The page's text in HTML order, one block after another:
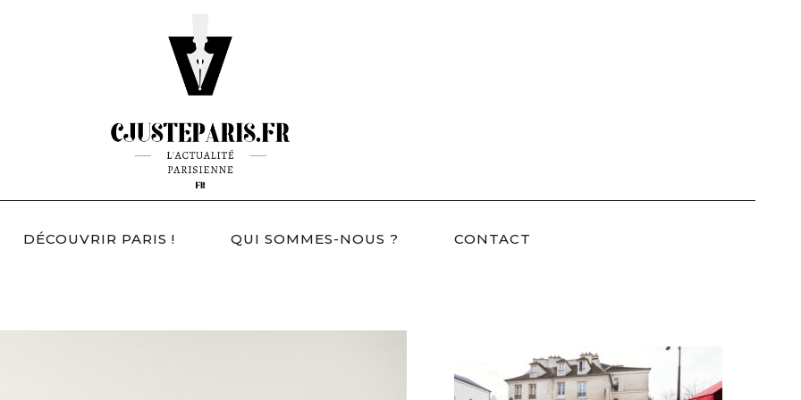
DÉCOUVRIR PARIS ! QUI SOMMES-NOUS ? CONTACT